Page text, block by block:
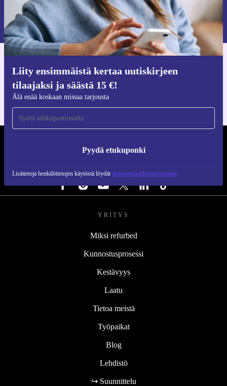
Liity ensimmäistä kertaa uutiskirjeen
tilaajaksi ja säästä 15 €!
Älä enää koskaan missaa tarjousta
Pyydä etukuponki
Lisätietoja henkilötietojen käytöstä löydät tietosuojaselosteestamme
Pyydä etukuponki
Lisätietoja henkilötietojen käytöstä löydättietosuojaselosteestamme.
iOS:lle ja Androidille
YRITYS
Miksi refurbed
Kunnostusprosessi
Kestävyys
Laatu
Tietoa meistä
Työpaikat
Blog
Lehdistö
↪ Suunnittelu